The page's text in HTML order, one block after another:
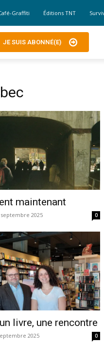
Graffiti Éditions TNT
JE SUIS ABONNÉ(E)
maintenant
septembre 2025 0
livre, une rencontre
2025 0